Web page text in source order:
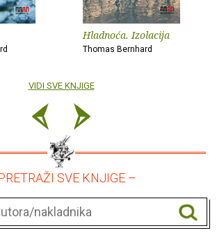
Hladnoća. Izolacija
Thomas Bernhard
VIDI SVE KNJIGE
SVE KNJIGE –